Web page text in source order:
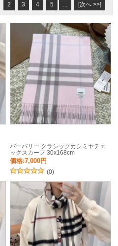
2 3 4 5 ... [次へ >>]
バーバリー クラシックカシミヤチェ
ックスカーフ 30x168cm
価格:7,000円
(0)